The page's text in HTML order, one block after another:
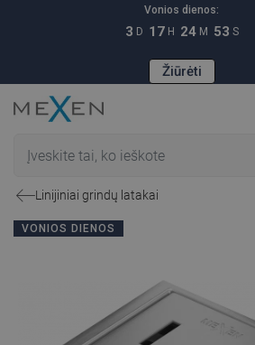
Vonios dienos:
3 D 17 H 24 M 52 S
Žiūrėti
Linijiniai grindų latakai
VONIOS DIENOS